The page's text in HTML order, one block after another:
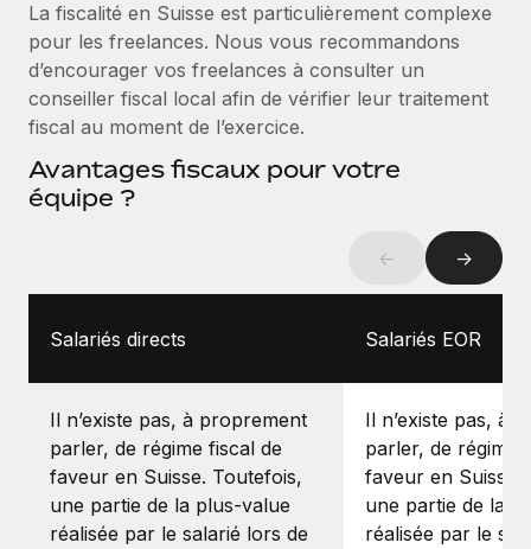
La fiscalité en Suisse est particulièrement complexe
pour les freelances. Nous vous recommandons
d’encourager vos freelances à consulter un
conseiller fiscal local afin de vérifier leur traitement
fiscal au moment de l’exercice.
Avantages fiscaux pour votre
équipe ?
← →
Salariés directs Salariés EOR
Il n’existe pas, à proprement
parler, de régime fiscal de
faveur en Suisse. Toutefois,
une partie de la plus-value
réalisée par le salarié lors de
Il n’existe pas, à
parler, de régime
faveur en Suisse.
une partie de la
réalisée par le